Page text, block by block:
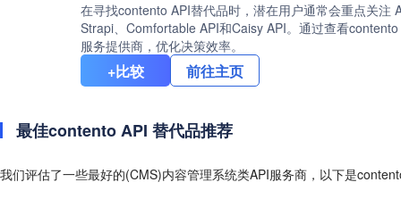
在寻找contento API替代品时，潜在用户通常会重点关
Strapi、Comfortable API和Caisy API。通过查看
服务提供商，优化决策效率。
+比较 前往主页
最佳contento API 替代品推荐
我们评估了一些最好的(CMS)内容管理系统类API服务商，以下是